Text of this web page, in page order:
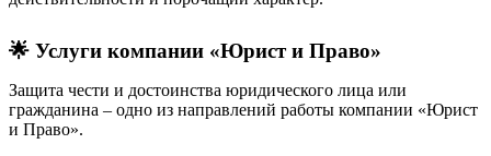
🌟 Услуги компании «Юрист и Право»
Защита чести и достоинства юридического лица или
гражданина – одно из направлений работы компании «Юрист
и Право».